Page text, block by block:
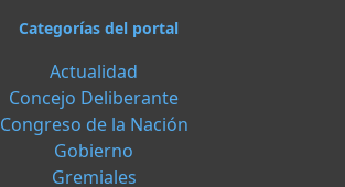
Categorías del portal
Actualidad
Concejo Deliberante
Congreso de la Nación
Gobierno
Gremiales